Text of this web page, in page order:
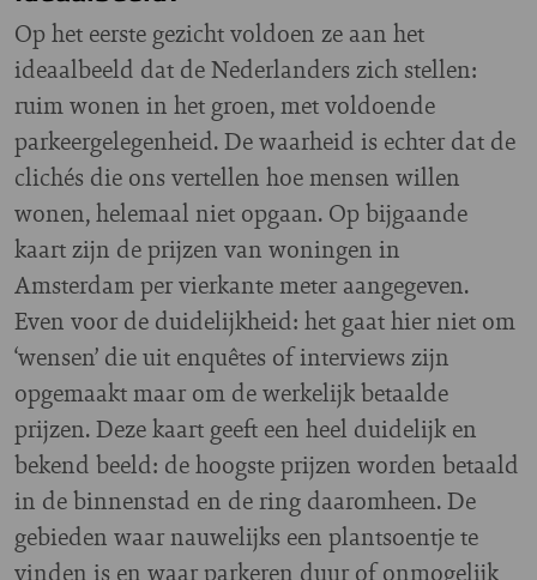
Op het eerste gezicht voldoen ze aan het
ideaalbeeld dat de Nederlanders zich stellen:
ruim wonen in het groen, met voldoende
parkeergelegenheid. De waarheid is echter dat de
clichés die ons vertellen hoe mensen willen
wonen, helemaal niet opgaan. Op bijgaande
kaart zijn de prijzen van woningen in
Amsterdam per vierkante meter aangegeven.
Even voor de duidelijkheid: het gaat hier niet om
‘wensen’ die uit enquêtes of interviews zijn
opgemaakt maar om de werkelijk betaalde
prijzen. Deze kaart geeft een heel duidelijk en
bekend beeld: de hoogste prijzen worden betaald
in de binnenstad en de ring daaromheen. De
gebieden waar nauwelijks een plantsoentje te
vinden is en waar parkeren duur of onmogelijk